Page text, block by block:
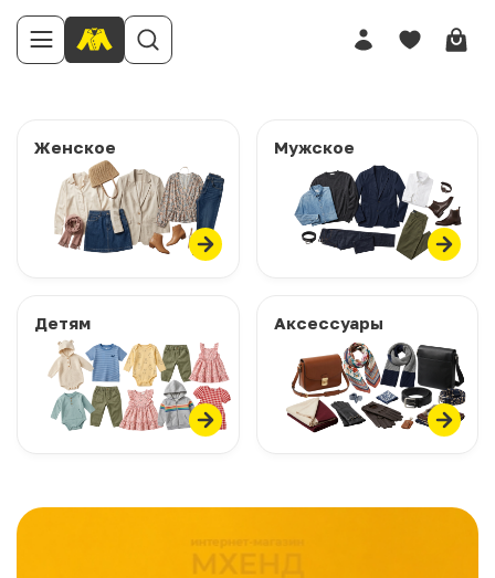
Женское Мужское
Детям Аксессуары